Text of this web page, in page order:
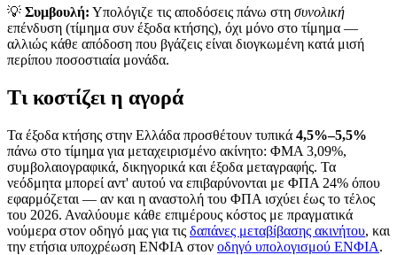
💡 Συμβουλή: Υπολόγιζε τις αποδόσεις πάνω στη συνολική
επένδυση (τίμημα συν έξοδα κτήσης), όχι μόνο στο τίμημα —
αλλιώς κάθε απόδοση που βγάζεις είναι διογκωμένη κατά μισή
περίπου ποσοστιαία μονάδα.
Τι κοστίζει η αγορά
Τα έξοδα κτήσης στην Ελλάδα προσθέτουν τυπικά 4,5%–5,5%
πάνω στο τίμημα για μεταχειρισμένο ακίνητο: ΦΜΑ 3,09%,
συμβολαιογραφικά, δικηγορικά και έξοδα μεταγραφής. Τα
νεόδμητα μπορεί αντ' αυτού να επιβαρύνονται με ΦΠΑ 24% όπου
εφαρμόζεται — αν και η αναστολή του ΦΠΑ ισχύει έως το τέλος
του 2026. Αναλύουμε κάθε επιμέρους κόστος με πραγματικά
νούμερα στον οδηγό μας για τις δαπάνες μεταβίβασης ακινήτου, και
την ετήσια υποχρέωση ΕΝΦΙΑ στον οδηγό υπολογισμού ΕΝΦΙΑ.